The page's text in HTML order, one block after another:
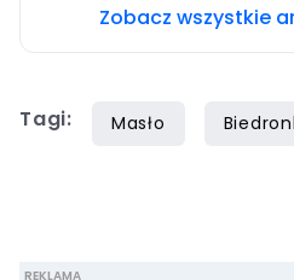
oraz papilot.pl. Przez
siedem lat, lecz
Zobacz wszystkie
Tagi: Masło